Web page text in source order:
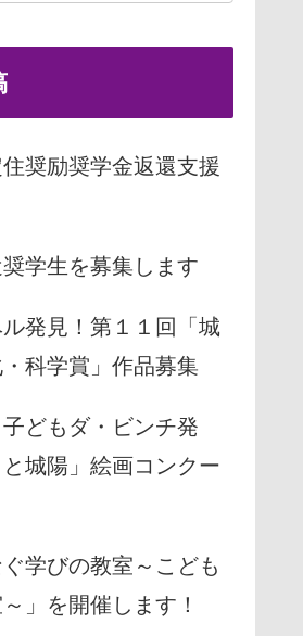
奨励奨学金返還支援
学生を募集します
発見！第１１回「城
科学賞」作品募集
どもダ・ビンチ発
城陽」絵画コンクー
ぐ学びの教室～こども
」を開催します！